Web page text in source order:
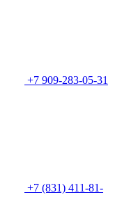
+7 909-283-05-31
+7 (831) 411-81-